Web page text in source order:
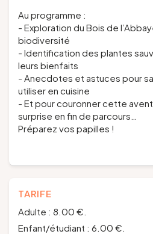
Au programme :
- Exploration du Bois de
biodiversité
- Identification des plantes
leurs bienfaits
- Anecdotes et astuces pour
utiliser en cuisine
- Et pour couronner cette
surprise en fin de parcours…
Préparez vos papilles !
TARIFE
Adulte : 8.00 €.
Enfant/étudiant : 6.00 €.